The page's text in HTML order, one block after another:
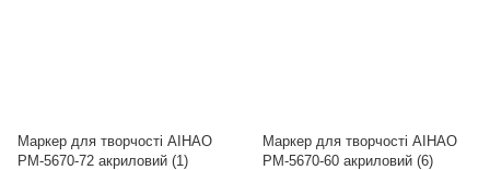
Маркер для творчості AIHAO
РМ-5670-72 акриловий (1)
Маркер для творчості AIHAO
РМ-5670-60 акриловий (6)